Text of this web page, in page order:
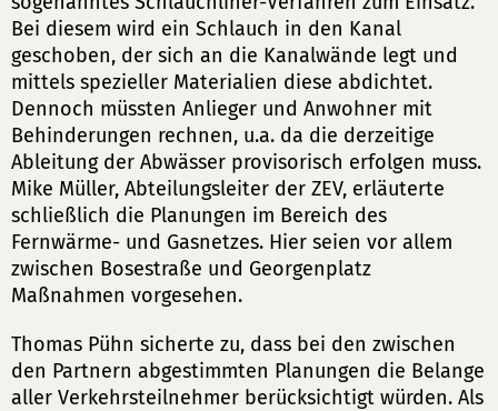
Bei diesem wird ein Schlauch in den Kanal
geschoben, der sich an die Kanalwände legt und
mittels spezieller Materialien diese abdichtet.
Dennoch müssten Anlieger und Anwohner mit
Behinderungen rechnen, u.a. da die derzeitige
Ableitung der Abwässer provisorisch erfolgen muss.
Mike Müller, Abteilungsleiter der ZEV, erläuterte
schließlich die Planungen im Bereich des
Fernwärme- und Gasnetzes. Hier seien vor allem
zwischen Bosestraße und Georgenplatz
Maßnahmen vorgesehen.
Thomas Pühn sicherte zu, dass bei den zwischen
den Partnern abgestimmten Planungen die Belange
aller Verkehrsteilnehmer berücksichtigt würden. Als